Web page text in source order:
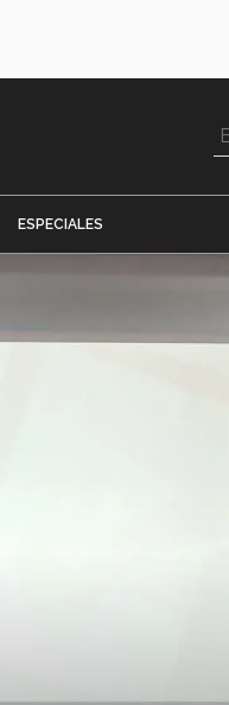
ESPECIALES